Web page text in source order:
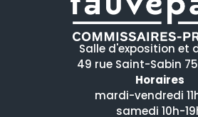
Salle d'exposition et
49 rue Saint-Sabin
Horaires
mardi-vendredi
samedi 10h-